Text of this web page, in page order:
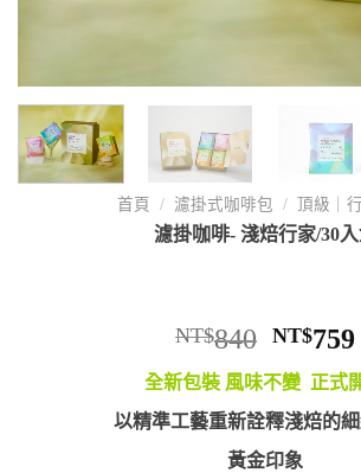
首頁 / 濾掛式咖啡包 / 頂級｜
濾掛咖啡- 淺焙行家/30
NT$840 NT$759
全新包裝 風味不變 正式
以精準工藝重新詮釋淺焙的
黃金印象